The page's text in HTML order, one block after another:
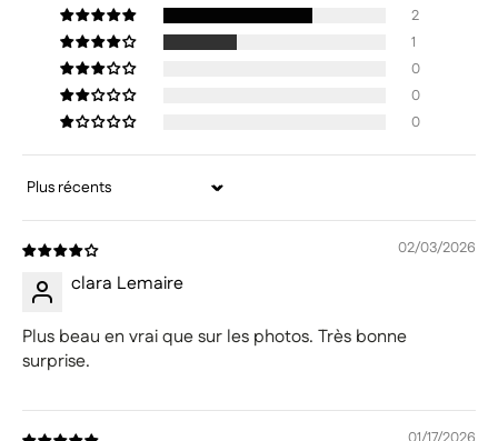
2
1
0
0
0
Sort by
02/03/2026
clara Lemaire
Plus beau en vrai que sur les photos. Très bonne
surprise.